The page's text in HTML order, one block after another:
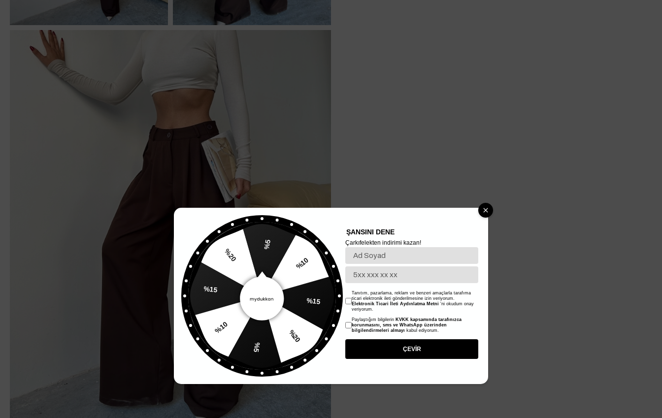
%5
%10
%15
%20
%5
%10
%15
%20
ŞANSINI DENE
Çarkıfelekten indirimi kazan!
Tanıtım, pazarlama, reklam ve benzeri amaçlarla tarafıma
ticari elektronik ileti gönderilmesine izin veriyorum.
Elektronik Ticari İleti Aydınlatma Metni 'ni okudum onay
veriyorum.
Paylaştığım bilgilerin KVKK kapsamında tarafınızca
korunmasını, sms ve WhatsApp üzerinden
bilgilendirmeleri almayı kabul ediyorum.
ÇEVİR